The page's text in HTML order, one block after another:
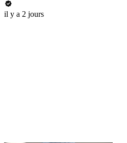
il y a 2 jours